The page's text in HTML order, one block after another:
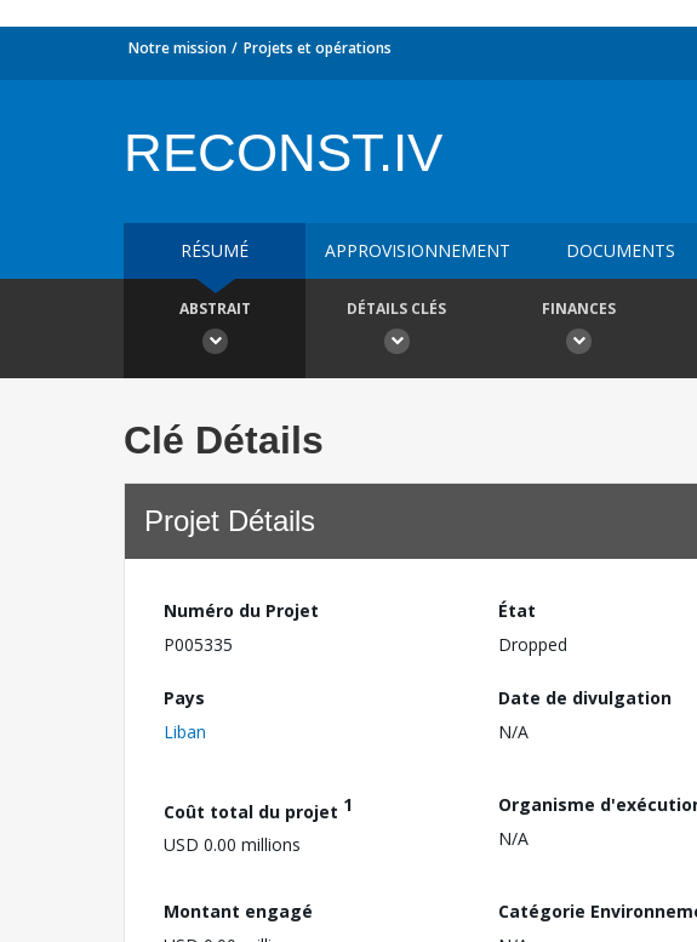
Notre mission Projets et opérations
RECONST.IV
RÉSUMÉ APPROVISIONNEMENT DOCUMENTS
ABSTRAIT DÉTAILS CLÉS FINANCES
Clé Détails
Projet Détails
Numéro du Projet
P005335
État
Dropped
Pays
Liban
Date de divulgation
N/A
Coût total du projet 1
USD 0.00 millions
Organisme
N/A
Montant engagé
Catégorie